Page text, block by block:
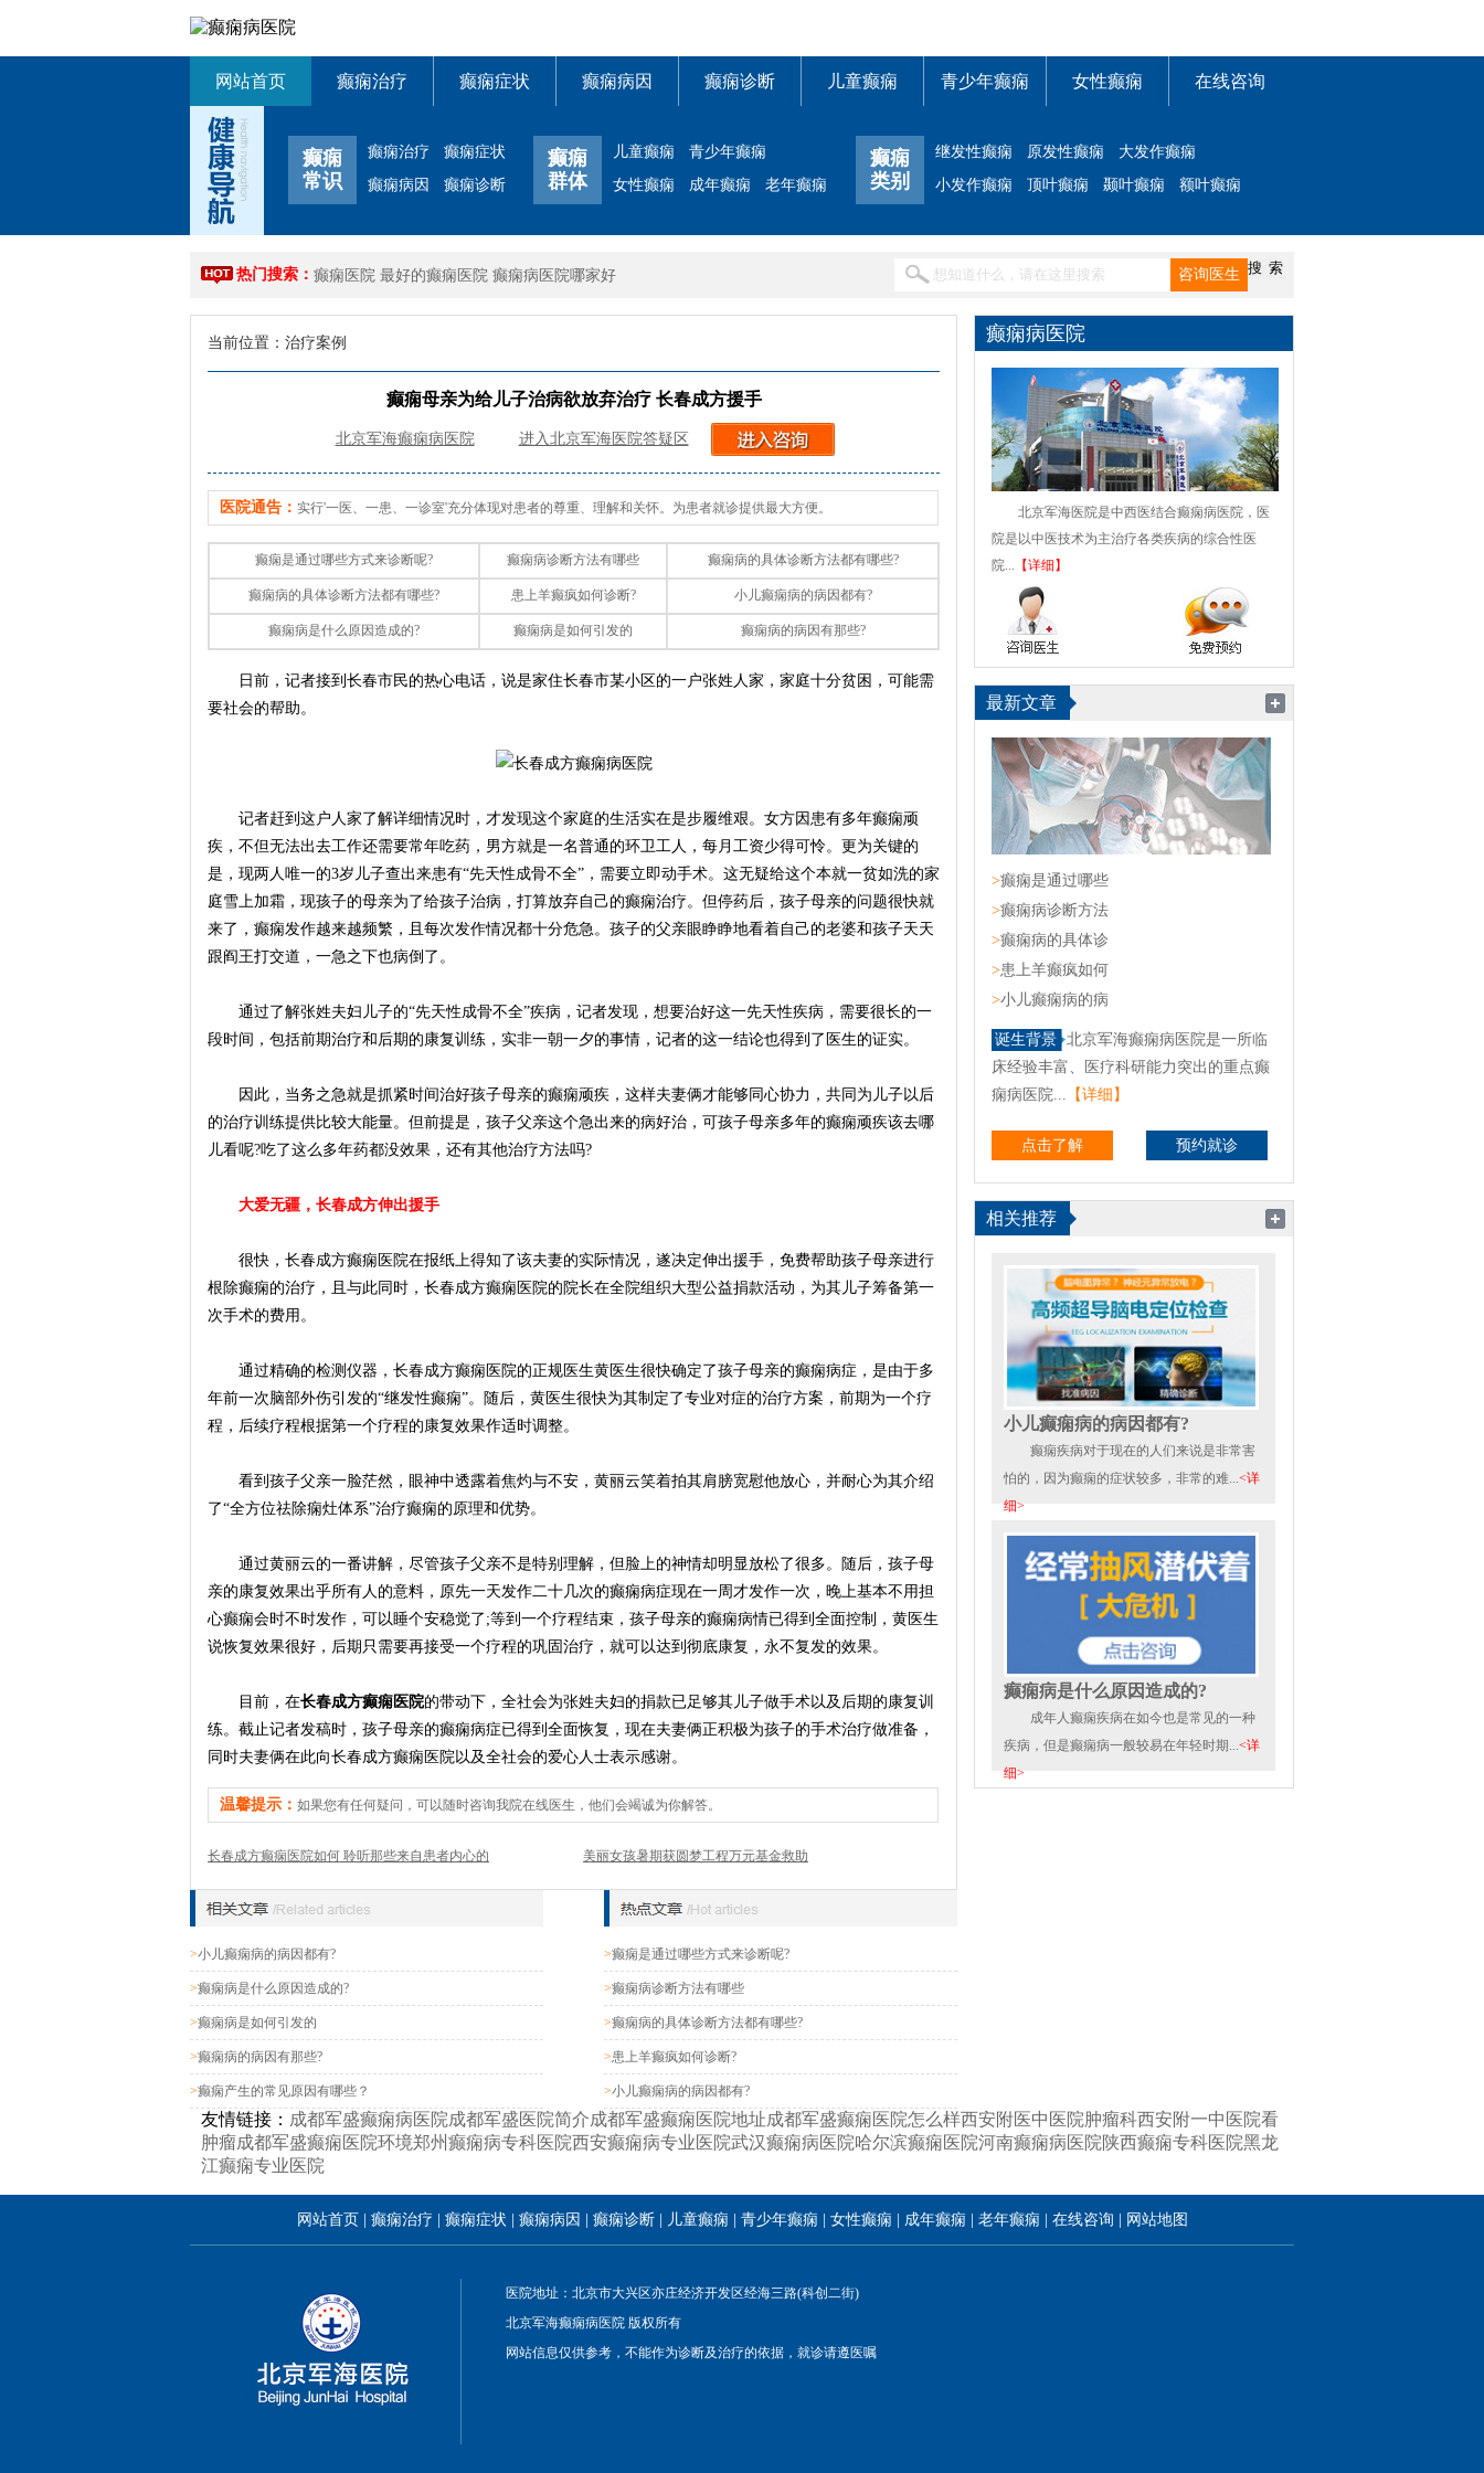
网站首页 癫痫治疗 癫痫症状 癫痫病因 癫痫诊断 儿童癫痫 青少年癫痫 女性癫痫 在线咨询
癫痫
常识
癫痫治疗
癫痫症状
癫痫病因
癫痫诊断
癫痫
群体
儿童癫痫
青少年癫痫
女性癫痫
成年癫痫 老年癫痫
癫痫
类别
继发性癫痫 原发性癫痫
大发作癫痫
小发作癫痫
顶叶癫痫 颞叶癫痫 额叶癫痫
热门搜索： 癫痫医院 最好的癫痫医院 癫痫病医院哪家好
当前位置： 治疗案例
癫痫母亲为给儿子治病欲放弃治疗 长春成方援手
北京军海癫痫病医院 进入北京军海医院答疑区
医院通告： 实行'一医、一患、一诊室'充分体现对患者的尊重、理解和关怀。为患者就诊提供最大方便。
癫痫是通过哪些方式来诊断呢? 癫痫病诊断方法有哪些 癫痫病的具体诊断方法都有哪些?
癫痫病的具体诊断方法都有哪些? 患上羊癫疯如何诊断? 小儿癫痫病的病因都有?
癫痫病是什么原因造成的? 癫痫病是如何引发的 癫痫病的病因有那些?
日前，记者接到长春市民的热心电话，说是家住长春市某小区的一户张姓人家，家庭十分贫困，可能需
要社会的帮助。
记者赶到这户人家了解详细情况时，才发现这个家庭的生活实在是步履维艰。女方因患有多年癫痫顽
疾，不但无法出去工作还需要常年吃药，男方就是一名普通的环卫工人，每月工资少得可怜。更为关键的
是，现两人唯一的3岁儿子查出来患有“先天性成骨不全”，需要立即动手术。这无疑给这个本就一贫如洗的家
庭雪上加霜，现孩子的母亲为了给孩子治病，打算放弃自己的癫痫治疗。但停药后，孩子母亲的问题很快就
来了，癫痫发作越来越频繁，且每次发作情况都十分危急。孩子的父亲眼睁睁地看着自己的老婆和孩子天天
跟阎王打交道，一急之下也病倒了。
通过了解张姓夫妇儿子的“先天性成骨不全”疾病，记者发现，想要治好这一先天性疾病，需要很长的一
段时间，包括前期治疗和后期的康复训练，实非一朝一夕的事情，记者的这一结论也得到了医生的证实。
因此，当务之急就是抓紧时间治好孩子母亲的癫痫顽疾，这样夫妻俩才能够同心协力，共同为儿子以后
的治疗训练提供比较大能量。但前提是，孩子父亲这个急出来的病好治，可孩子母亲多年的癫痫顽疾该去哪
儿看呢?吃了这么多年药都没效果，还有其他治疗方法吗?
大爱无疆，长春成方伸出援手
很快，长春成方癫痫医院在报纸上得知了该夫妻的实际情况，遂决定伸出援手，免费帮助孩子母亲进行
根除癫痫的治疗，且与此同时，长春成方癫痫医院的院长在全院组织大型公益捐款活动，为其儿子筹备第一
次手术的费用。
通过精确的检测仪器，长春成方癫痫医院的正规医生黄医生很快确定了孩子母亲的癫痫病症，是由于多
年前一次脑部外伤引发的“继发性癫痫”。随后， 黄 医生很快为其制定了专业对症的治疗方案，前期为一个疗
程，后续疗程根据第一个疗程的康复效果作适时调整。
看到孩子父亲一脸茫然，眼神中透露着焦灼与不安， 黄丽云笑着拍其肩膀宽慰他放心，并耐心为其介绍
了“全方位祛除痫灶体系”治疗癫痫的原理和优势。
通过黄丽云的一番讲解，尽管孩子父亲不是特别理解，但脸上的神情却明显放松了很多。随后，孩子母
亲的康复效果出乎所有人的意料，原先一天发作二十几次的癫痫病症现在一周才发作一次，晚上基本不用担
心癫痫会时不时发作，可以睡个安稳觉了;等到一个疗程结束，孩子母亲的癫痫病情已得到全面控制， 黄 医生
说恢复效果很好，后期只需要再接受一个疗程的巩固治疗，就可以达到彻底康复，永不复发的效果。
目前，在长春成方癫痫医院的带动下，全社会为张姓夫妇的捐款已足够其儿子做手术以及后期的康复训
练。截止记者发稿时，孩子母亲的癫痫病症已得到全面恢复，现在夫妻俩正积极为孩子的手术治疗做准备，
同时夫妻俩在此向长春成方癫痫医院以及全社会的爱心人士表示感谢。
温馨提示： 如果您有任何疑问，可以随时咨询我院在线医生，他们会竭诚为你解答。
长春成方癫痫医院如何 聆听那些来自患者内心的 美丽女孩暑期获圆梦工程万元基金救助
>小儿癫痫病的病因都有?
>癫痫病是什么原因造成的?
>癫痫病是如何引发的
>癫痫病的病因有那些?
>癫痫产生的常见原因有哪些？
>癫痫是通过哪些方式来诊断呢?
>癫痫病诊断方法有哪些
>癫痫病的具体诊断方法都有哪些?
>患上羊癫疯如何诊断?
>小儿癫痫病的病因都有?
癫痫病医院
北京军海医院是中西医结合癫痫病医院，医
院是以中医技术为主治疗各类疾病的综合性医
院... 【详细】
最新文章
>癫痫是通过哪些
>癫痫病诊断方法
>癫痫病的具体诊
>患上羊癫疯如何
>小儿癫痫病的病
诞生背景 北京军海癫痫病医院是一所临
床经验丰富、医疗科研能力突出的重点癫
痫病医院... 【详细】
点击了解 预约就诊
相关推荐
小儿癫痫病的病因都有?
癫痫疾病对于现在的人们来说是非常害
怕的，因为癫痫的症状较多，非常的难...<详
细>
癫痫病是什么原因造成的?
成年人癫痫疾病在如今也是常见的一种
疾病，但是癫痫病一般较易在年轻时期...<详
细>
友情链接： 成都军盛癫痫病医院成都军盛医院简介成都军盛癫痫医院地址成都军盛癫痫医院怎么样西安附医中医院肿瘤科西安附一中医院看
肿瘤成都军盛癫痫医院环境郑州癫痫病专科医院西安癫痫病专业医院武汉癫痫病医院哈尔滨癫痫医院河南癫痫病医院陕西癫痫专科医院黑龙
江癫痫专业医院
网站首页 癫痫治疗 癫痫症状 癫痫病因 癫痫诊断| 儿童癫痫 青少年癫痫 女性癫痫 成年癫痫 老年癫痫 在线咨询 网站地图
医院地址：北京市大兴区亦庄经济开发区经海三路(科创二街)
北京军海癫痫病医院 版权所有
网站信息仅供参考，不能作为诊断及治疗的依据，就诊请遵医嘱